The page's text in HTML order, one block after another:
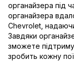
органайзера під
органайзера
Chevrolet,
Завдяки
зможете
зробить кожну